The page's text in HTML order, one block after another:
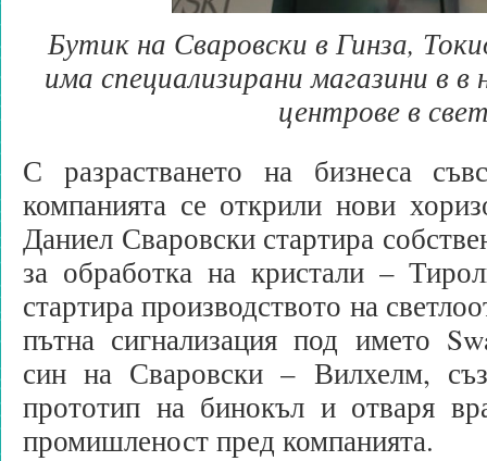
Бутик на Сваровски в Гинза,
има специализирани магазини в
центрове в
С разрастването на бизнеса
компанията се открили нови
Даниел Сваровски стартира
за обработка на кристали –
стартира производството на
пътна сигнализация под името
син на Сваровски – Вилхелм,
прототип на бинокъл и отваря
промишленост пред компанията.